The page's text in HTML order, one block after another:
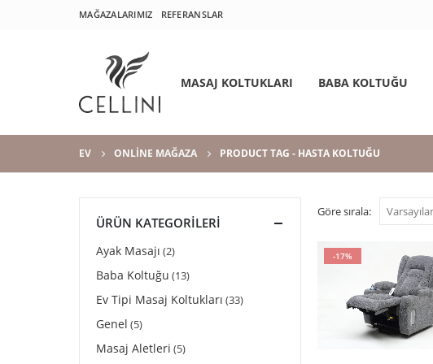
MAĞAZALARIMIZ REFERANSLAR
MASAJ KOLTUKLARI BABA KOLTUĞU
EV ONLINE MAĞAZA PRODUCT TAG - HASTA KOLTUĞU
Göre sırala:
-17%
ÜRÜN KATEGORILERI
Ayak Masajı (2)
Baba Koltuğu (13)
Ev Tipi Masaj Koltukları (33)
Genel (5)
Masaj Aletleri (5)